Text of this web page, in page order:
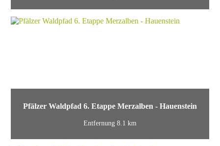
Pfälzer Waldpfad 6. Etappe Merzalben - Hauenstein
Entfernung 8.1 km